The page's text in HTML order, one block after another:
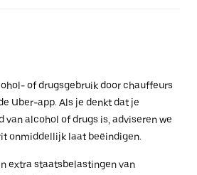
of drugsgebruik door chauffeurs
Uber-app. Als je denkt dat je
van alcohol of drugs is, adviseren we
onmiddellijk laat beëindigen.
extra staatsbelastingen van